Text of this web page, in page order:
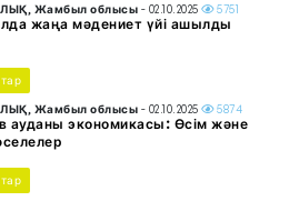
Жамбыл облысы - 02.10.2025 5751
жаңа мәдениет үйі ашылды
Жамбыл облысы - 02.10.2025 5874
ауданы экономикасы: Өсім және